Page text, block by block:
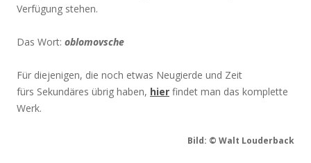
Verfügung stehen.
Das Wort: oblomovsche
Für diejenigen, die noch etwas Neugierde und Zeit
fürs Sekundäres übrig haben, hier findet man das komplette
Werk.
Bild: © Walt Louderback